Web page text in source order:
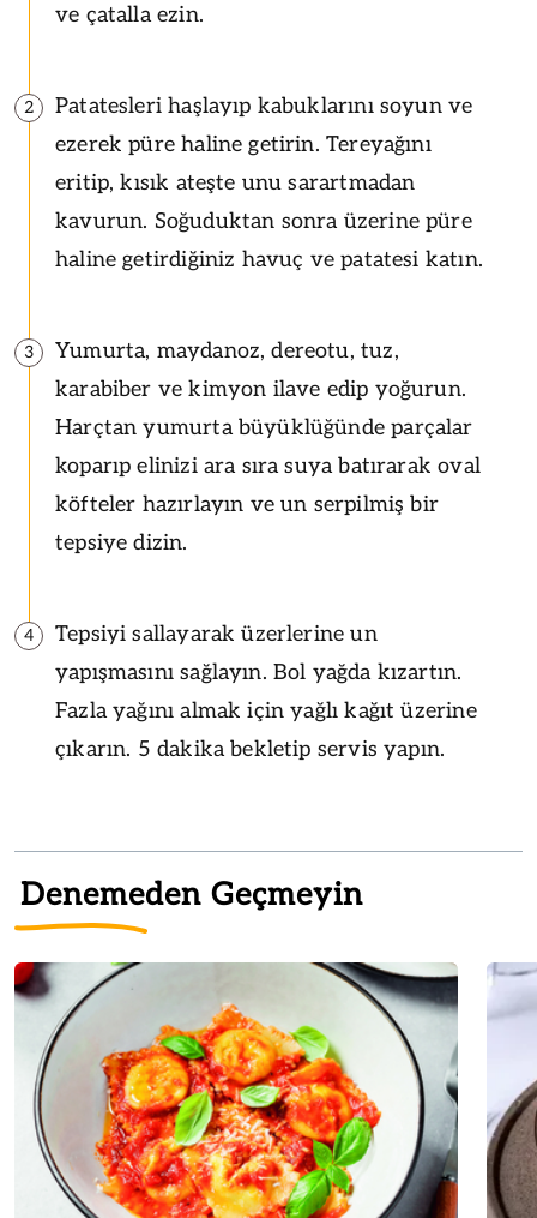
ve çatalla ezin.
2
Patatesleri haşlayıp kabuklarını soyun ve
ezerek püre haline getirin. Tereyağını
eritip, kısık ateşte unu sarartmadan
kavurun. Soğuduktan sonra üzerine püre
haline getirdiğiniz havuç ve patatesi katın.
3
Yumurta, maydanoz, dereotu, tuz,
karabiber ve kimyon ilave edip yoğurun.
Harçtan yumurta büyüklüğünde parçalar
koparıp elinizi ara sıra suya batırarak oval
köfteler hazırlayın ve un serpilmiş bir
tepsiye dizin.
4
Tepsiyi sallayarak üzerlerine un
yapışmasını sağlayın. Bol yağda kızartın.
Fazla yağını almak için yağlı kağıt üzerine
çıkarın. 5 dakika bekletip servis yapın.
Denemeden Geçmeyin